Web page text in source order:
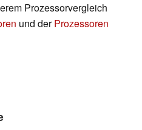
Prozessorvergleich
und derProzessoren